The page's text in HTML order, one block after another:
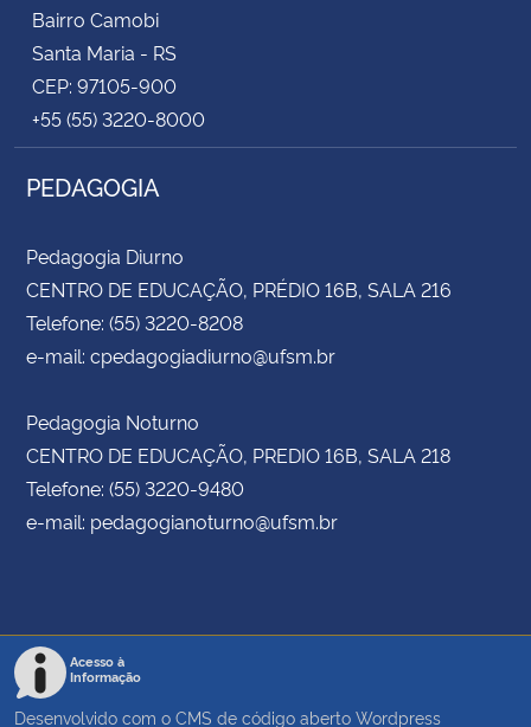
Bairro Camobi
Santa Maria - RS
CEP: 97105-900
+55 (55) 3220-8000
PEDAGOGIA
Pedagogia Diurno
CENTRO DE EDUCAÇÃO, PRÉDIO 16B, SALA 216
Telefone: (55) 3220-8208
e-mail: cpedagogiadiurno@ufsm.br
Pedagogia Noturno
CENTRO DE EDUCAÇÃO, PREDIO 16B, SALA 218
Telefone: (55) 3220-9480
e-mail: pedagogianoturno@ufsm.br
Acesso à
Informação
Desenvolvido com o CMS de código aberto Wordpress